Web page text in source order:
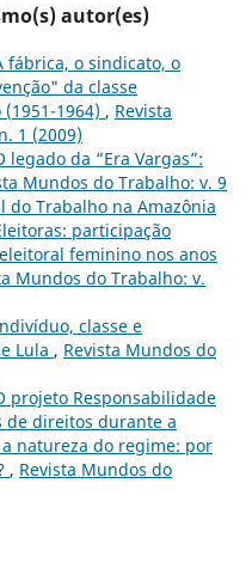
autor(es)
fábrica, o sindicato, o
da classe
1964) , Revista
1 (2009)
legado da “Era Vargas”:
Mundos do Trabalho: v. 9
do Trabalho na Amazônia
participação
feminino nos anos
Mundos do Trabalho: v.
classe e
Lula , Revista Mundos do
projeto Responsabilidade
de direitos durante a
natureza do regime: por
, Revista Mundos do